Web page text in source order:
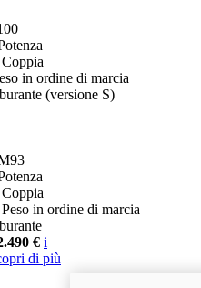
Coppia
in ordine di marcia
(versione S)
Coppia
Peso in ordine di marcia
€ i
di più